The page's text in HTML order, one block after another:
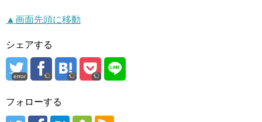
▲画面先頭に移動
シェアする
error
フォローする